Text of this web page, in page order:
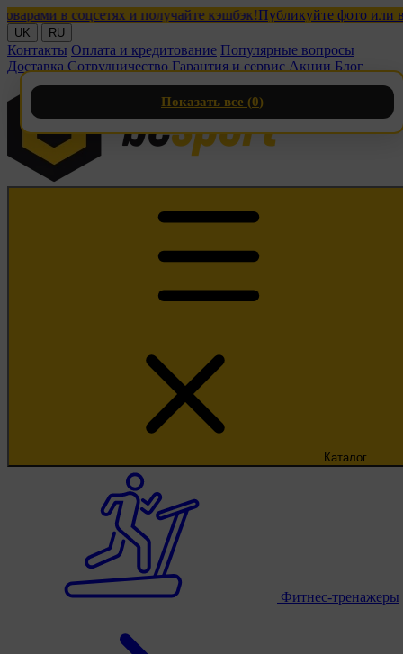
в соцсетях и получайте кэшбэк!Публикуйте фото или
UK RU
Контакты Оплата и кредитование Популярные вопросы
Доставка Сотрудничество Гарантия и сервис Акции Блог
Каталог
Фитнес-тренажеры
Показать все (0)